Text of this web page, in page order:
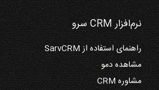
نرم‌افزار CRM سرو
راهنمای استفاده از SarvCRM
مشاهده دمو
مشاوره CRM